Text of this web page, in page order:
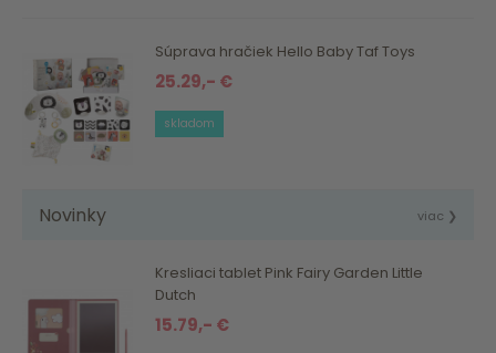
Súprava hračiek Hello Baby Taf Toys
25.29,- €
skladom
Novinky viac ❯
Kresliaci tablet Pink Fairy Garden Little
Dutch
15.79,- €